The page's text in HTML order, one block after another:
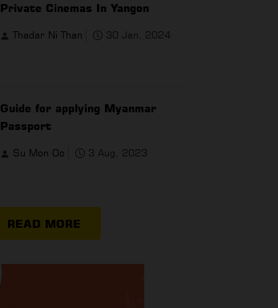
Private Cinemas In Yangon
Thadar Ni Than 30 Jan, 2024
Guide for applying Myanmar
Passport
Su Mon Oo 3 Aug, 2023
READ MORE